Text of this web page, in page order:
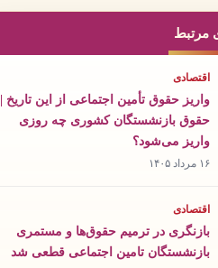
مرتبط
اقتصادی
واریز حقوق تأمین اجتماعی از این تاریخ |
حقوق بازنشستگان کشوری چه روزی
واریز می‌شود؟
۱۶ مرداد ۱۴۰۵
اقتصادی
بازنگری در ترمیم حقوق‌ها و مستمری
بازنشستگان تامین اجتماعی قطعی شد